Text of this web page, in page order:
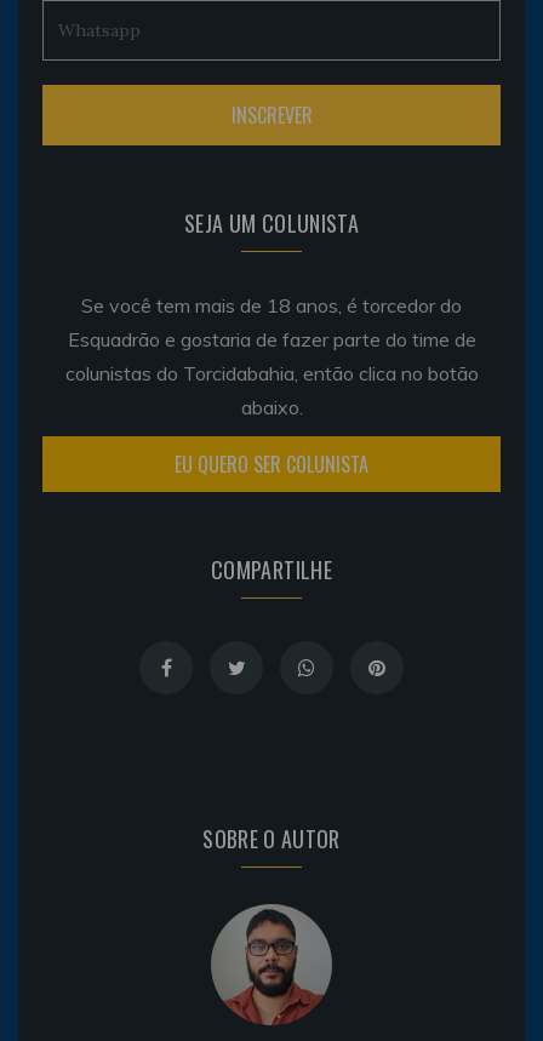
SEJA UM COLUNISTA
Se você tem mais de 18 anos, é torcedor do
Esquadrão e gostaria de fazer parte do time de
colunistas do Torcidabahia, então clica no botão
abaixo.
EU QUERO SER COLUNISTA
COMPARTILHE
SOBRE O AUTOR